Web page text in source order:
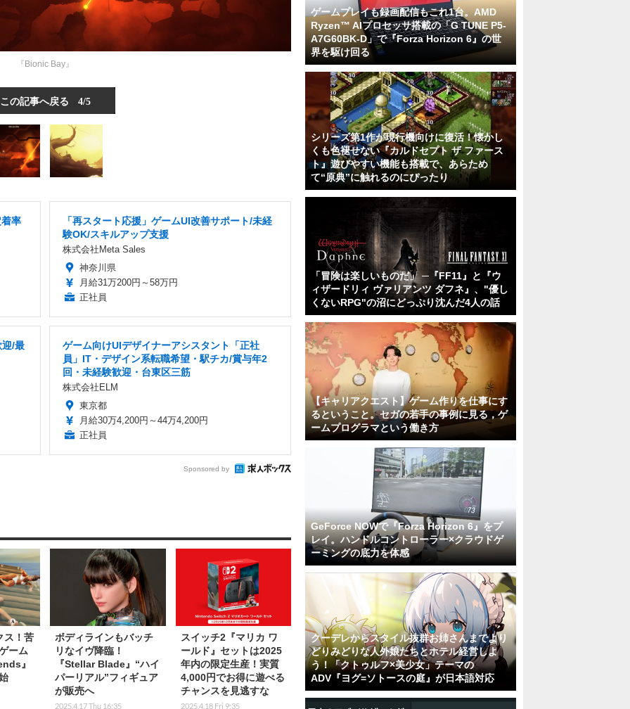
『Bionic Bay』
この記事へ戻る 4/5
率
「再スタート応援」ゲームUI改善サポート/未経
験OK/スキルアップ支援
株式会社Meta Sales
神奈川県
月給31万200円～58万円
正社員
迎/最
ゲーム向けUIデザイナーアシスタント「正社
員」IT・デザイン系転職希望・駅チカ/賞与年2
回・未経験歓迎・台東区三筋
株式会社ELM
東京都
月給30万4,200円～44万4,200円
正社員
Sponsored by
ス！苦
ーム
』
ボディラインもバッチ
リなイヴ降臨！
『Stellar Blade』“ハイ
パーリアル”フィギュア
が販売へ
2025.4.17 Thu 16:35
スイッチ2『マリカ ワ
ールド』セットは2025
年内の限定生産！実質
4,000円でお得に遊べる
チャンスを見逃すな
2025.4.18 Fri 9:35
ゲームプレイも録画配信もこれ1台。AMD
Ryzen™ AIプロセッサ搭載の「G TUNE P5-
A7G60BK-D」で『Forza Horizon 6』の世
界を駆け回る
シリーズ第1作が現行機向けに復活！懐かし
くも色褪せない『カルドセプト ザ ファース
ト』遊びやすい機能も搭載で、あらため
て“原典”に触れるのにぴったり
「冒険は楽しいものだ」 ─『FF11』と『ウ
ィザードリィ ヴァリアンツ ダフネ』、"優し
くないRPG"の沼にどっぷり沈んだ4人の話
【キャリアクエスト】ゲーム作りを仕事にす
るということ。セガの若手の事例に見る，ゲ
ームプログラマという働き方
GeForce NOWで『Forza Horizon 6』をプ
レイ。ハンドルコントローラー×クラウドゲ
ーミングの底力を体感
クーデレからスタイル抜群お姉さんまでより
どりみどりな人外娘たちとホテル経営しよ
う！「クトゥルフ×美少女」テーマの
ADV『ヨグ=ソトースの庭』が日本語対応